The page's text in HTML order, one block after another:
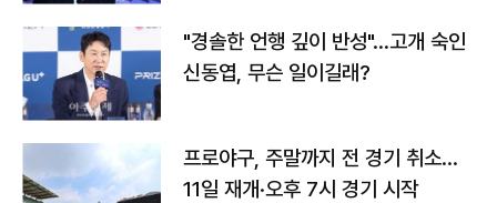
"경솔한 언행 깊이 반성"…고개 숙인
신동엽, 무슨 일이길래?
프로야구, 주말까지 전 경기 취소…
11일 재개·오후 7시 경기 시작